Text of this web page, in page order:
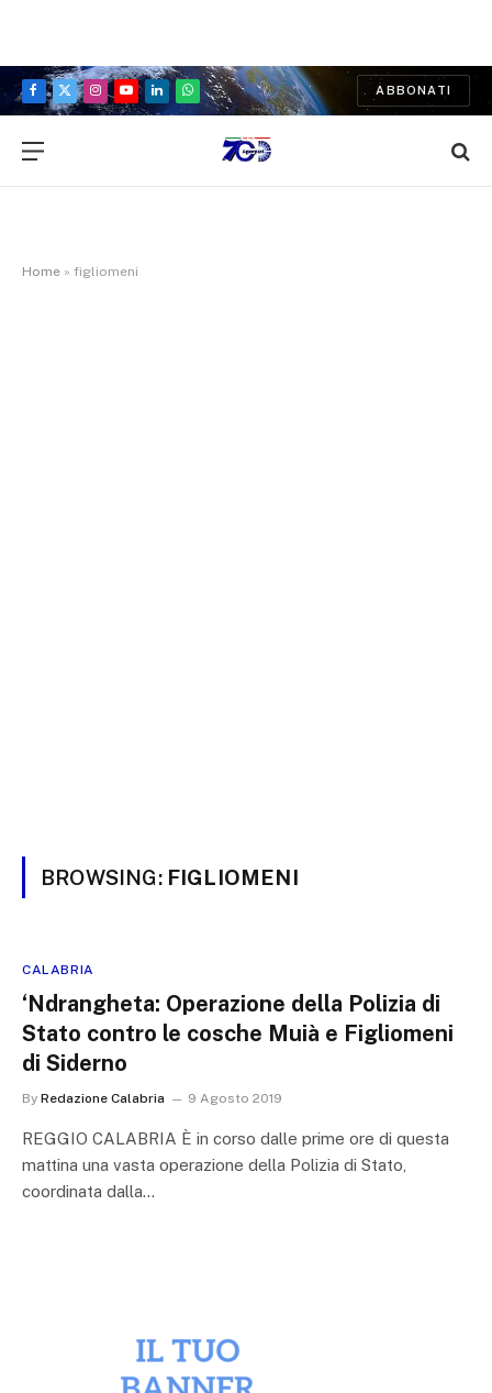
Facebook
X
Instagram
YouTubeLinkedInWhatsApp
ABBONATI
Home » figliomeni
BROWSING: FIGLIOMENI
CALABRIA
‘Ndrangheta: Operazione della Polizia di
Stato contro le cosche Muià e Figliomeni
di Siderno
By Redazione Calabria 9 Agosto 2019
REGGIO CALABRIA È in corso dalle prime ore di questa
mattina una vasta operazione della Polizia di Stato,
coordinata dalla…